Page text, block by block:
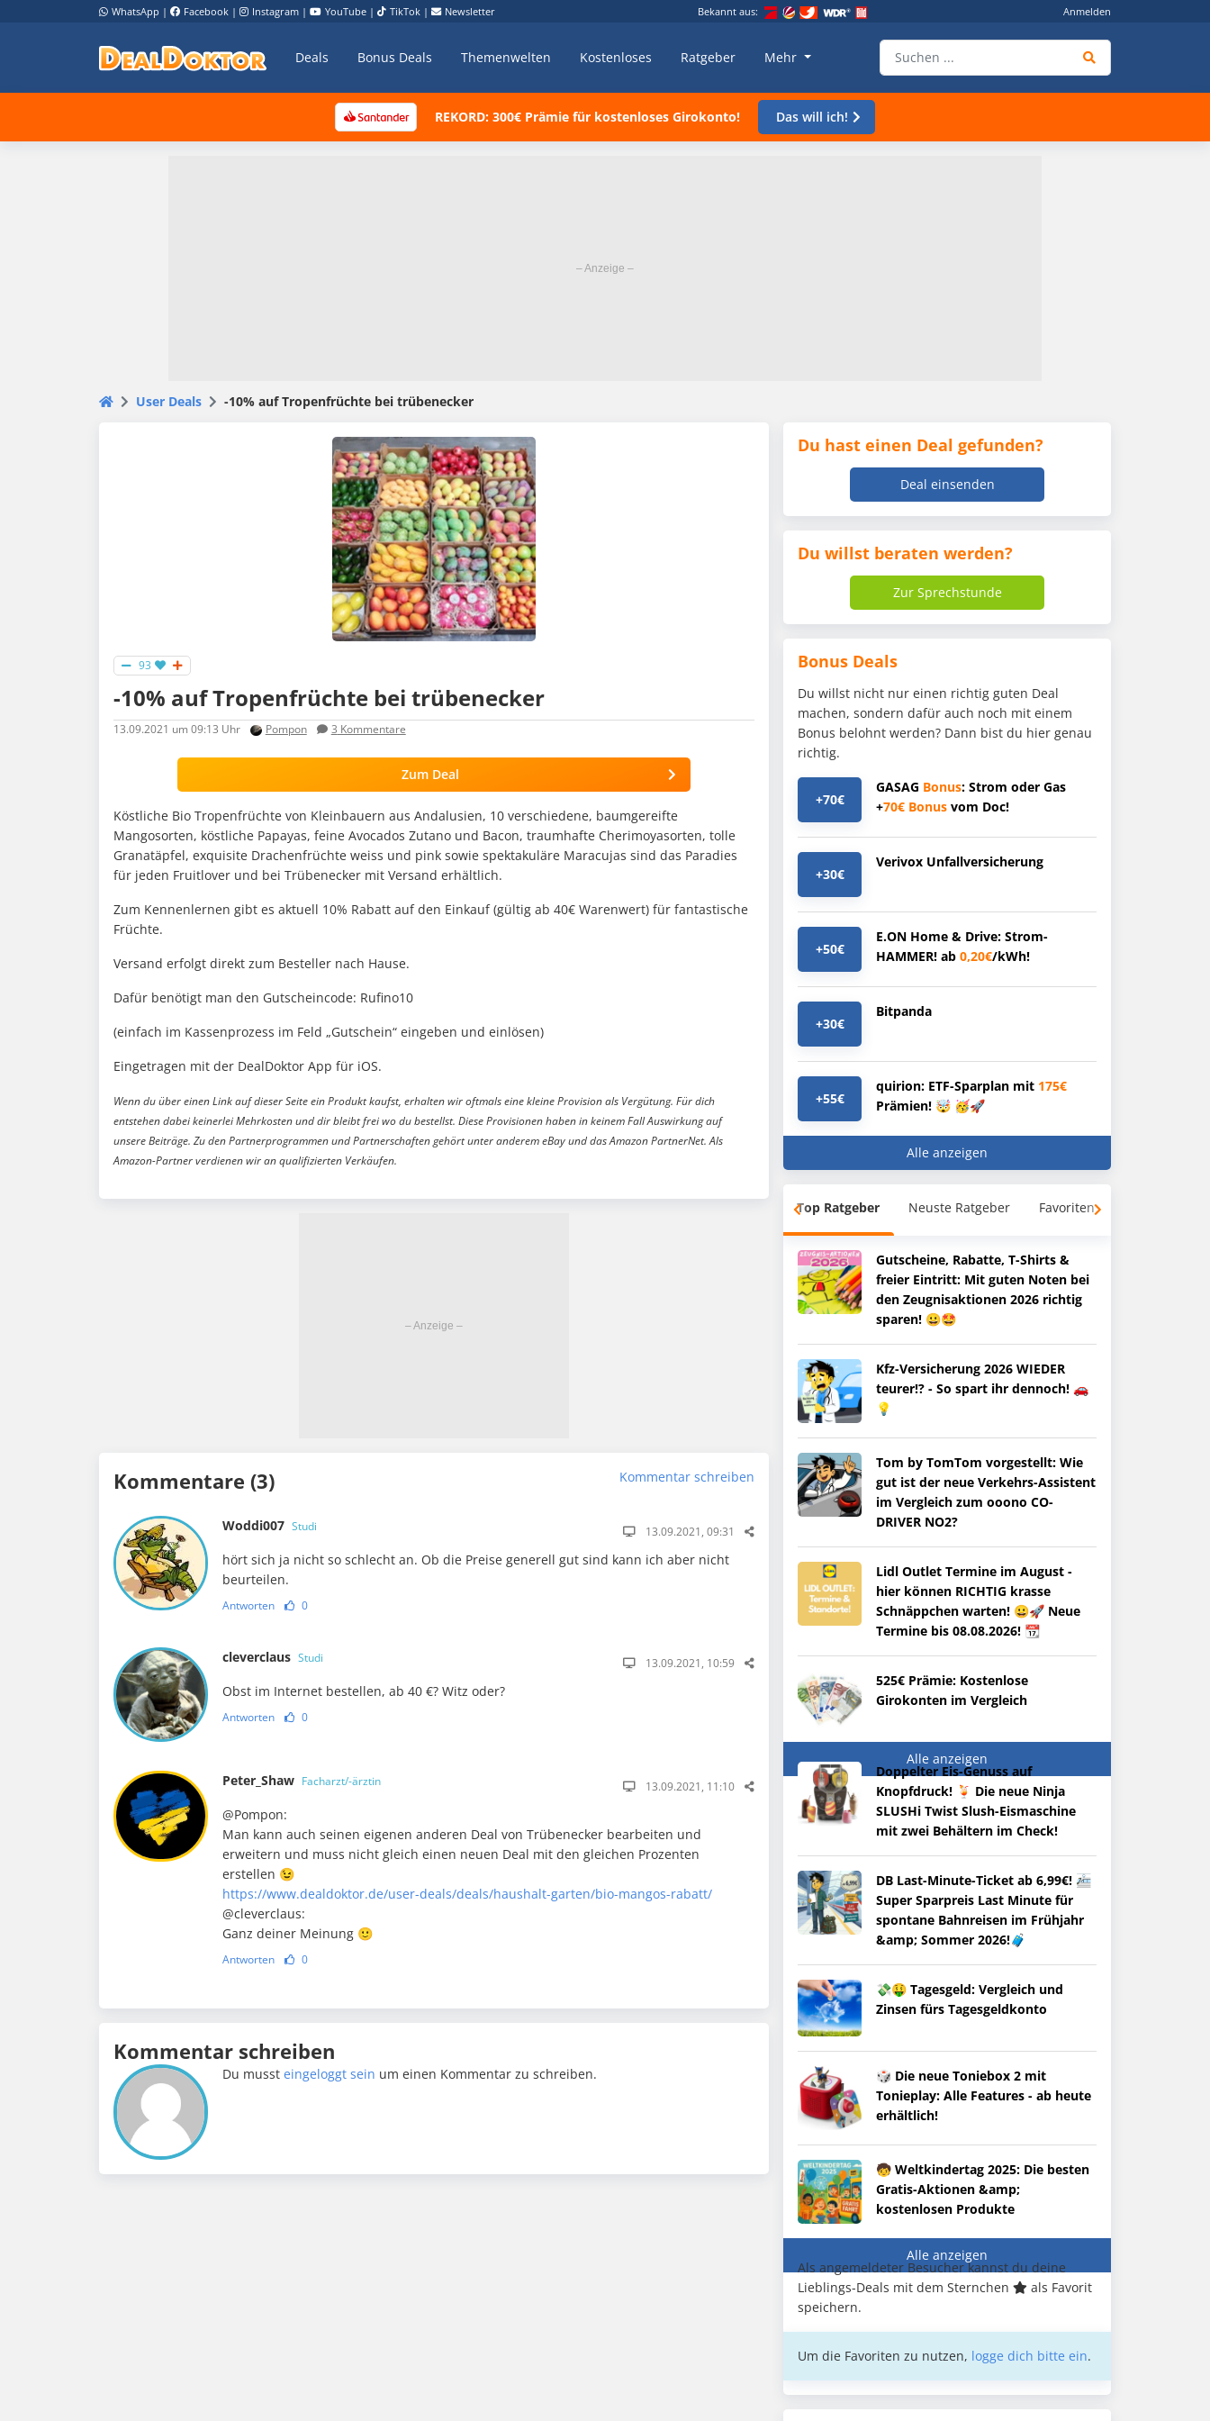
WhatsApp | Facebook | Instagram | YouTube | TikTok | Newsletter Bekannt aus: Anmelden
Deals Bonus Deals Themenwelten Kostenloses Ratgeber Mehr
REKORD: 300€ Prämie für kostenloses Girokonto! Das will ich!
User Deals -10% auf Tropenfrüchte bei trübenecker
93
-10% auf Tropenfrüchte bei trübenecker
13.09.2021 um 09:13 Uhr Pompon 3 Kommentare
Zum Deal
Köstliche Bio Tropenfrüchte von Kleinbauern aus Andalusien, 10 verschiedene, baumgereifte
Mangosorten, köstliche Papayas, feine Avocados Zutano und Bacon, traumhafte Cherimoyasorten, tolle
Granatäpfel, exquisite Drachenfrüchte weiss und pink sowie spektakuläre Maracujas sind das Paradies
für jeden Fruitlover und bei Trübenecker mit Versand erhältlich.
Zum Kennenlernen gibt es aktuell 10% Rabatt auf den Einkauf (gültig ab 40€ Warenwert) für fantastische
Früchte.
Versand erfolgt direkt zum Besteller nach Hause.
Dafür benötigt man den Gutscheincode: Rufino10
(einfach im Kassenprozess im Feld „Gutschein“ eingeben und einlösen)
Eingetragen mit der DealDoktor App für iOS.
Wenn du über einen Link auf dieser Seite ein Produkt kaufst, erhalten wir oftmals eine kleine Provision als Vergütung. Für dich
entstehen dabei keinerlei Mehrkosten und dir bleibt frei wo du bestellst. Diese Provisionen haben in keinem Fall Auswirkung auf
unsere Beiträge. Zu den Partnerprogrammen und Partnerschaften gehört unter anderem eBay und das Amazon PartnerNet. Als
Amazon-Partner verdienen wir an qualifizierten Verkäufen.
Kommentare (3) Kommentar schreiben
Woddi007 Studi 13.09.2021, 09:31
hört sich ja nicht so schlecht an. Ob die Preise generell gut sind kann ich aber nicht
beurteilen.
Antworten 0
cleverclaus Studi 13.09.2021, 10:59
Obst im Internet bestellen, ab 40 €? Witz oder?
Antworten 0
Peter_Shaw Facharzt/-ärztin 13.09.2021, 11:10
@Pompon:
Man kann auch seinen eigenen anderen Deal von Trübenecker bearbeiten und
erweitern und muss nicht gleich einen neuen Deal mit den gleichen Prozenten
erstellen 😉
https://www.dealdoktor.de/user-deals/deals/haushalt-garten/bio-mangos-rabatt/
@cleverclaus:
Ganz deiner Meinung 🙂
Antworten 0
Kommentar schreiben
Du mussteingeloggt sein um einen Kommentar zu schreiben.
Du hast einen Deal gefunden?
Deal einsenden
Du willst beraten werden?
Zur Sprechstunde
Bonus Deals
Du willst nicht nur einen richtig guten Deal
machen, sondern dafür auch noch mit einem
Bonus belohnt werden? Dann bist du hier genau
richtig.
+70€
GASAG Bonus: Strom oder Gas
+70€ Bonus vom Doc!
+30€
Verivox Unfallversicherung
+50€
E.ON Home & Drive: Strom-
HAMMER! ab 0,20€/kWh!
+30€
Bitpanda
+55€
quirion: ETF-Sparplan mit 175€
Prämien! 🤯 🥳🚀
Alle anzeigen
Top Ratgeber Neuste Ratgeber Favoriten
Gutscheine, Rabatte, T-Shirts &
freier Eintritt: Mit guten Noten bei
den Zeugnisaktionen 2026 richtig
sparen! 😀🤩
Kfz-Versicherung 2026 WIEDER
teurer!? - So spart ihr dennoch! 🚗
💡
Tom by TomTom vorgestellt: Wie
gut ist der neue Verkehrs-Assistent
im Vergleich zum ooono CO-
DRIVER NO2?
Lidl Outlet Termine im August -
hier können RICHTIG krasse
Schnäppchen warten! 😀🚀 Neue
Termine bis 08.08.2026! 📆
525€ Prämie: Kostenlose
Girokonten im Vergleich
Alle anzeigen
Doppelter Eis-Genuss auf
Knopfdruck! 🍹 Die neue Ninja
SLUSHi Twist Slush-Eismaschine
mit zwei Behältern im Check!
DB Last-Minute-Ticket ab 6,99€! 🚈
Super Sparpreis Last Minute für
spontane Bahnreisen im Frühjahr
&amp; Sommer 2026!🧳
💸🤑 Tagesgeld: Vergleich und
Zinsen fürs Tagesgeldkonto
🎲 Die neue Toniebox 2 mit
Tonieplay: Alle Features - ab heute
erhältlich!
🧒 Weltkindertag 2025: Die besten
Gratis-Aktionen &amp;
kostenlosen Produkte
Alle anzeigen
Als angemeldeter Besucher kannst du deine
Lieblings-Deals mit dem Sternchen
als Favorit
speichern.
Um die Favoriten zu nutzen, logge dich bitte ein.